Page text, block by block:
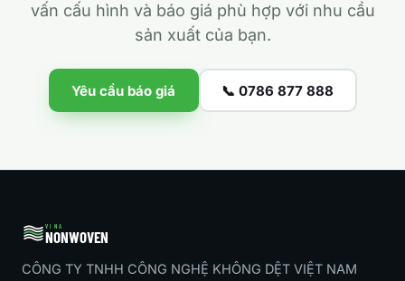
vấn cấu hình và báo giá phù hợp với nhu cầu
sản xuất của bạn.
Yêu cầu báo giá 📞 0786 877 888
VINA
NONWOVEN
CÔNG TY TNHH CÔNG NGHỆ KHÔNG DỆT VIỆT NAM